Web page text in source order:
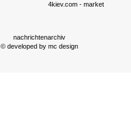
4kiev.com- market
nachrichtenarchiv
© developed by mc design